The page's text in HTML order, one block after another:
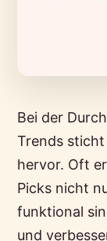
Bei der
Trends
hervor. Oft
Picks nicht
funktional
und